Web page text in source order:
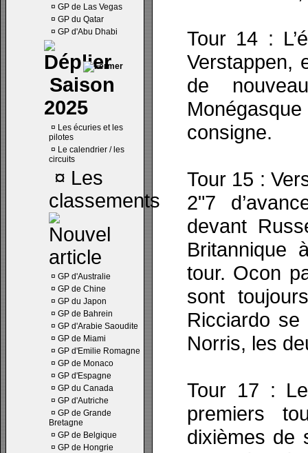
¤ GP de Las Vegas
¤ GP du Qatar
¤ GP d'Abu Dhabi
Saison
2025
¤ Les écuries et les
pilotes
¤ Le calendrier / les
circuits
¤ Les
classements
¤ GP d'Australie
¤ GP de Chine
¤ GP du Japon
¤ GP de Bahrein
¤ GP d'Arabie Saoudite
¤ GP de Miami
¤ GP d'Emilie Romagne
¤ GP de Monaco
¤ GP d'Espagne
¤ GP du Canada
¤ GP d'Autriche
¤ GP de Grande
Bretagne
¤ GP de Belgique
¤ GP de Hongrie
Tour 14 :
Verstappen,
de
consigne.
Tour 15 :
2"7
devant
Britannique
tour. Ocon
sont
Ricciardo se
Norris, les
Tour 17 :
premiers
dixièmes de